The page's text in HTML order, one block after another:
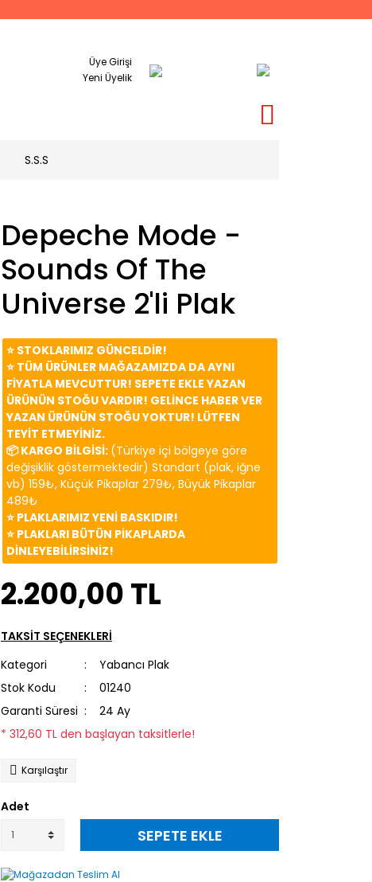
Üye Girişi
Yeni Üyelik
S.S.S
Depeche Mode -
Sounds Of The
Universe 2'li Plak
⭐️ STOKLARIMIZ GÜNCELDİR!
⭐️ TÜM ÜRÜNLER MAĞAZAMIZDA DA AYNI
FİYATLA MEVCUTTUR! SEPETE EKLE YAZAN
ÜRÜNÜN STOĞU VARDIR! GELİNCE HABER VER
YAZAN ÜRÜNÜN STOĞU YOKTUR! LÜTFEN
TEYİT ETMEYİNİZ.
📦 KARGO BİLGİSİ: (Türkiye içi bölgeye göre
değişiklik göstermektedir) Standart (plak, iğne
vb) 159₺, Küçük Pikaplar 279₺, Büyük Pikaplar
489₺
⭐️ PLAKLARIMIZ YENİ BASKIDIR!
⭐️ PLAKLARI BÜTÜN PİKAPLARDA
DİNLEYEBİLİRSİNİZ!
2.200,00 TL
TAKSİT SEÇENEKLERİ
Kategori
Yabancı Plak
Stok Kodu
01240
Garanti Süresi
24 Ay
* 312,60 TL den başlayan taksitlerle!
Karşılaştır
Adet
SEPETE EKLE